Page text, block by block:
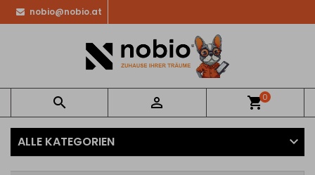
nobio@nobio.at
  shopping_cart0
ALLE KATEGORIEN